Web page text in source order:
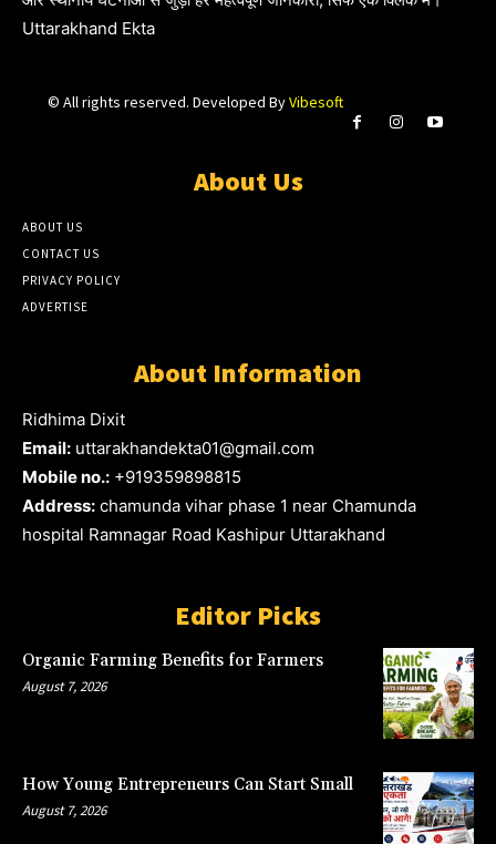
Uttarakhand Ekta
© All rights reserved. Developed ByVibesoft
About Us
ABOUT US
CONTACT US
PRIVACY POLICY
ADVERTISE
About Information
Ridhima Dixit
Email: uttarakhandekta01@gmail.com
Mobile no.: +919359898815
Address: chamunda vihar phase 1 near Chamunda
hospital Ramnagar Road Kashipur Uttarakhand
Editor Picks
Organic Farming Benefits for Farmers
August 7, 2026
How Young Entrepreneurs Can Start Small
August 7, 2026